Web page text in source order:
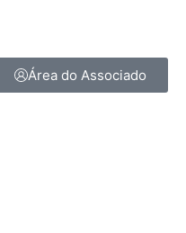
Área do Associado